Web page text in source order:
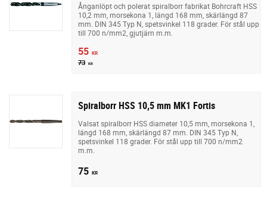
Ånganlöpt och polerat spiralborr fabrikat Bohrcraft HSS
10,2 mm, morsekona 1, längd 168 mm, skärlängd 87
mm. DIN 345 Typ N, spetsvinkel 118 grader. För stål upp
till 700 n/mm2, gjutjärn m.m.
55 KR
73 KR
Spiralborr HSS 10,5 mm MK1 Fortis
Valsat spiralborr HSS diameter 10,5 mm, morsekona 1,
längd 168 mm, skärlängd 87 mm. DIN 345 Typ N,
spetsvinkel 118 grader. För stål upp till 700 n/mm2
m.m.
75 KR